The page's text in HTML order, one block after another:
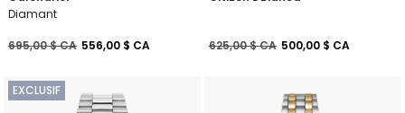
Diamant
Prix réduit de
695,00 $ CAà556,00 $ CA Prix réduit de
625,00 $ CAà500,00 $ CA
EXCLUSIF